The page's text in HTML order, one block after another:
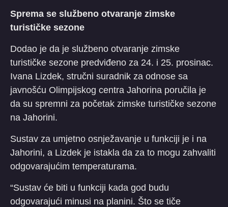
Sprema se službeno otvaranje zimske
turističke sezone
Dodao je da je službeno otvaranje zimske
turističke sezone predviđeno za 24. i 25. prosinac.
Ivana Lizdek, stručni suradnik za odnose sa
javnošću Olimpijskog centra Jahorina poručila je
da su spremni za početak zimske turističke sezone
na Jahorini.
Sustav za umjetno osnježavanje u funkciji je i na
Jahorini, a Lizdek je istakla da za to mogu zahvaliti
odgovarajućim temperaturama.
“Sustav će biti u funkciji kada god budu
odgovarajući minusi na planini. Što se tiče